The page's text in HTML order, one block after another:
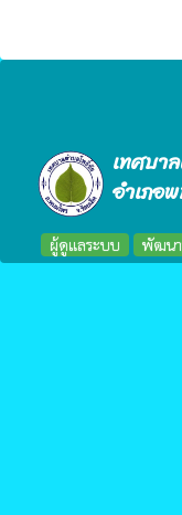
เทศบา
อำเภอ
ผู้ดูแลระบบ พัฒน